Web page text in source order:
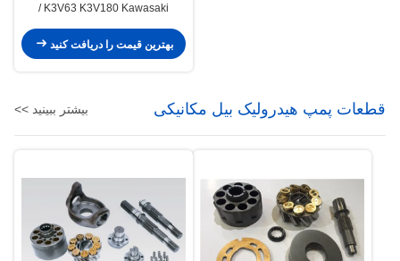
K3V63 K3V180 Kawasaki /
بهترین قیمت را دریافت کنید
قطعات پمپ هیدرولیک بیل مکانیکی بیشتر ببینید >>